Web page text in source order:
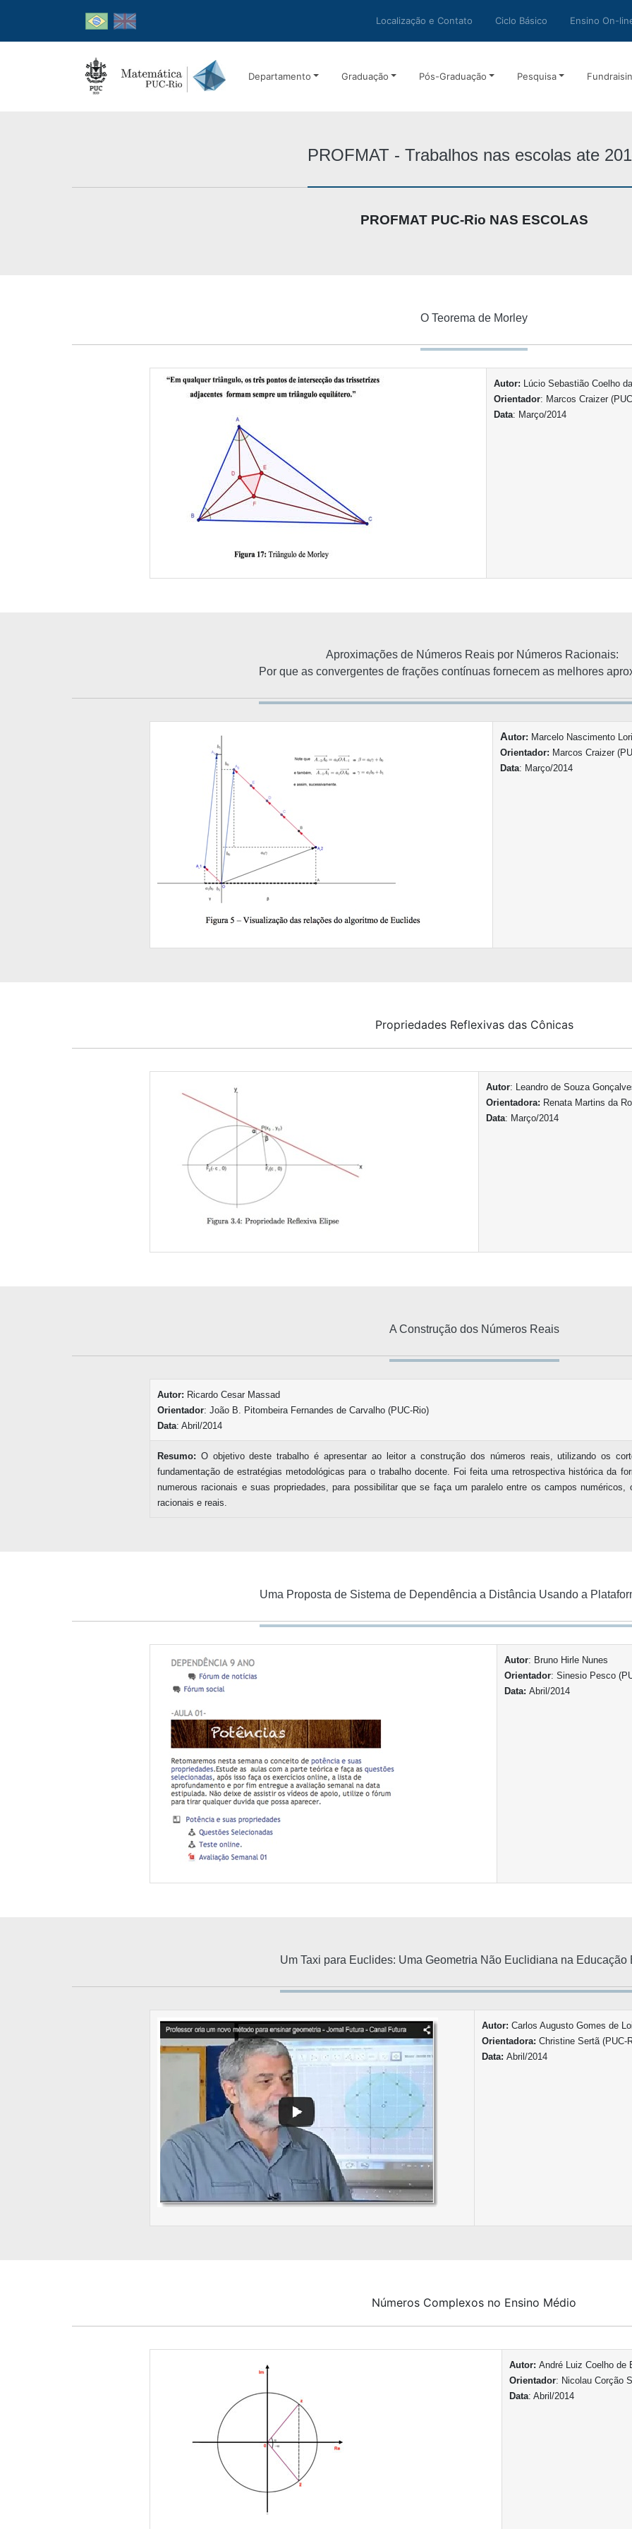
Localização e Contato Ciclo Básico Ensino On-
Departamento Graduação Pós-Graduação Pesquisa
PROFMAT - Trabalhos nas escolas ate
PROFMAT PUC-Rio NAS ESCOLAS
O Teorema de Morley
Autor: Lúcio Sebastião Coelho
Orientador: Marcos Craizer
Data: Março/2014
Aproximações de Números Reais por Números Racionais:
Por que as convergentes de frações contínuas fornecem as melhores
Autor: Marcelo Nascimento
Orientador: Marcos Craizer
Data: Março/2014
Propriedades Reflexivas das Cônicas
Autor: Leandro de Souza
Orientadora: Renata Martins da
Data: Março/2014
A Construção dos Números Reais
Autor: Ricardo Cesar Massad
Orientador: João B. Pitombeira Fernandes de Carvalho (PUC-Rio)
Data: Abril/2014
Resumo: O objetivo deste trabalho é apresentar ao leitor a construção dos números reais, utilizando os
fundamentação de estratégias metodológicas para o trabalho docente. Foi feita uma retrospectiva histórica da
numerous racionais e suas propriedades, para possibilitar que se faça um paralelo entre os campos numéricos,
racionais e reais.
Uma Proposta de Sistema de Dependência a Distância Usando a
Autor: Bruno Hirle Nunes
Orientador: Sinesio Pesco
Data: Abril/2014
Um Taxi para Euclides: Uma Geometria Não Euclidiana na Educação
Autor: Carlos Augusto Gomes de
Orientadora: Christine Sertã (PUC-
Data: Abril/2014
Números Complexos no Ensino Médio
Autor: André Luiz Coelho de
Orientador: Nicolau Corção
Data: Abril/2014